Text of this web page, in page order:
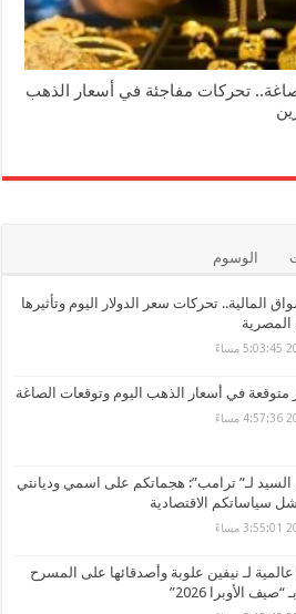
تحركات مفاجئة في أسعار الذهب
الوسوم
المالية.. تحركات سعر الدولار اليوم وتأثيرها
المصرية
متوقعة في أسعار الذهب اليوم وتوقعات الصاغة
لـ” ترامب”: هجماتكم على اسمي وديانتي
سياساتكم الاقتصادية
عالمية لـ نيفين علوبة وأصدقائها على المسرح
الأوبرا 2026”